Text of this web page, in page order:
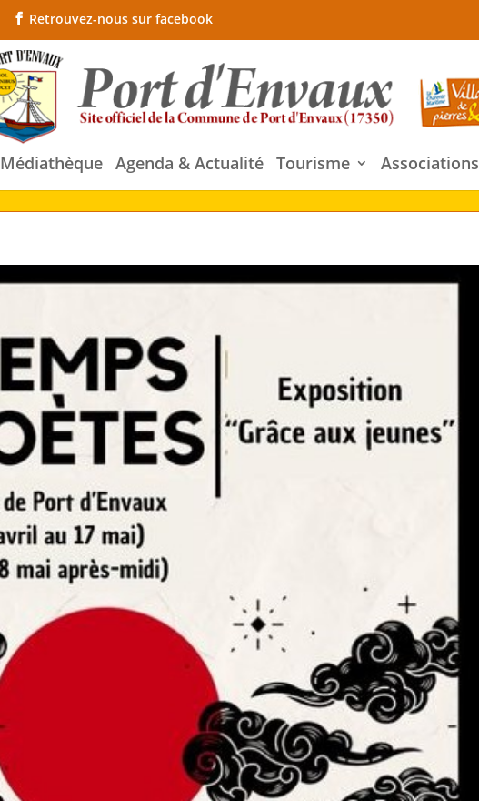
Retrouvez-nous sur facebook
Médiathèque Agenda & Actualité Tourisme Associations